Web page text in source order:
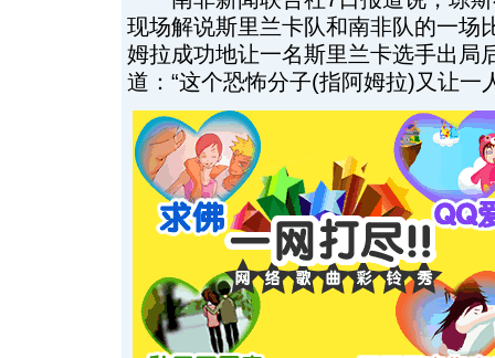
现场解说斯里兰卡队和南非队的一场
姆拉成功地让一名斯里兰卡选手出局
道：“这个恐怖分子(指阿姆拉)又让一